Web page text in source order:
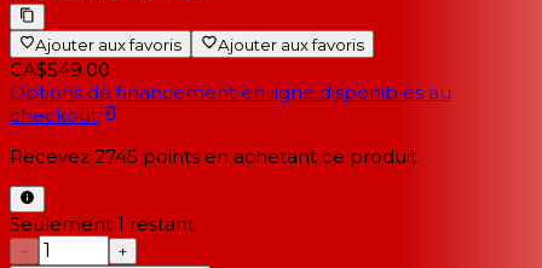
Ajouter aux favoris Ajouter aux favoris
CA$549.00
Options de financement en ligne disponibles au
checkout
Recevez 2745 points en achetant ce produit
Seulement 1 restant
−
+